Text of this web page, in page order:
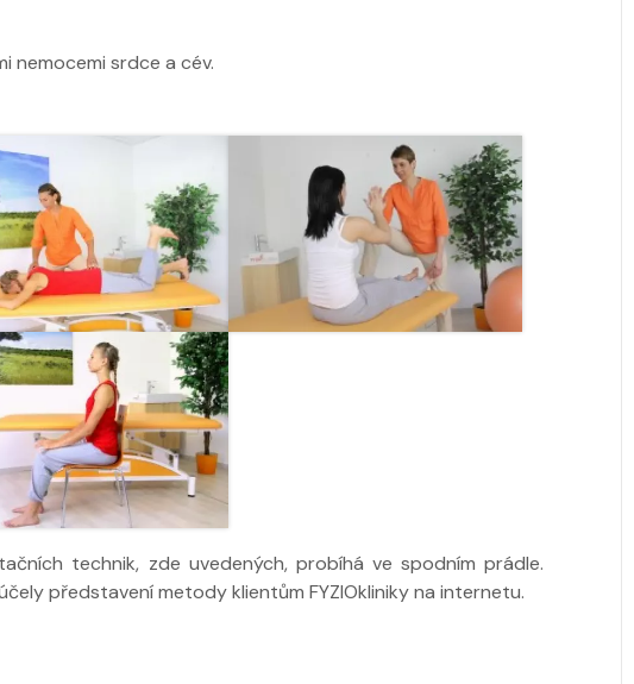
nemocemi srdce a cév.
technik, zde uvedených, probíhá ve spodním prádle.
představení metody klientům FYZIOkliniky na internetu.